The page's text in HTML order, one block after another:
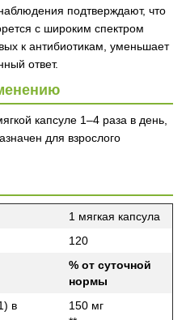
подтверждают, что
с широким спектром
к антибиотикам, уменьшает
ответ.
капсуле 1–4 раза в день,
для взрослого
1 мягкая капсула
120
% от суточной
нормы
в
150 мг